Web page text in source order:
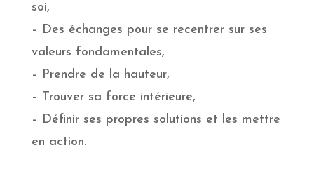
soi,
– Des échanges pour se recentrer sur ses
valeurs fondamentales,
– Prendre de la hauteur,
– Trouver sa force intérieure,
– Définir ses propres solutions et les mettre
en action.